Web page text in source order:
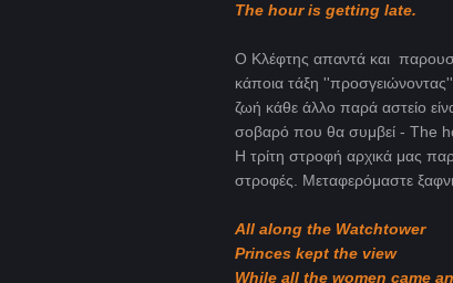
The hour is getting late.
O Κλέφτης απαντά και
κάποια τάξη
ζωή κάθε άλλο παρά αστείο
σοβαρό που θα συμβεί - The
H τρίτη στροφή αρχικά μας
στροφές. Μεταφερόμαστε
All along the Watchtower
Princes kept the view
While all the women came